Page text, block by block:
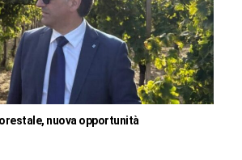
nuova opportunità